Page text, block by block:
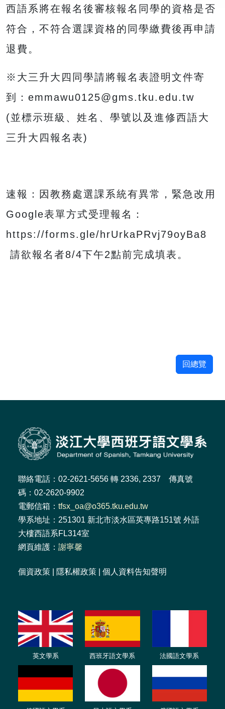
西語系將在報名後審核報名同學的資格是否
符合，不符合選課資格的同學繳費後再申請
退費。
※大三升大四同學請將報名表證明文件寄
到：emmawu0125@gms.tku.edu.tw
(並標示班級、姓名、學號以及進修西語大
三升大四報名表)
速報：因教務處選課系統有異常，緊急改用
Google表單方式受理報名：
https://forms.gle/hrUrkaPRvj79oyBa8
請欲報名者8/4下午2點前完成填表。
回總覽
聯絡電話：02-2621-5656 轉 2336, 2337 傳真號
碼：02-2620-9902
電郵信箱： tfsx_oa@o365.tku.edu.tw
學系地址：251301 新北市淡水區英專路151號 外語
大樓西語系FL314室
網頁維護： 謝寧馨
個資政策 隱私權政策 個人資料告知聲明
英文學系 西班牙語文學系 法國語文學系